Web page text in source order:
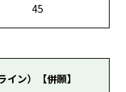
45
ン）【併願】